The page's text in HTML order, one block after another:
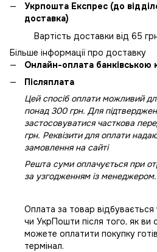
Укрпошта Експрес (до
доставка)
Вартість доставки від 65
Більше інформації про доставку
Онлайн-оплата банківською
Післяплата
Цей спосіб оплати можливий
понад 300 грн. Для
застосовуватися часткова
грн. Реквізити для оплати
замовлення на сайті
Решта суми оплачується при
за узгодженням із менеджером.
Оплата за товар відбувається
чи УкрПошти після того, як ви
можете оплатити покупку
термінал.